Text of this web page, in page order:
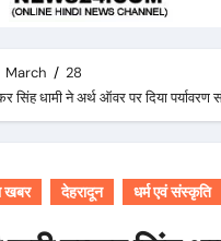
March
28
सिंह धामी ने अर्थ ऑवर पर दिया
खबर देहरादून धर्म एवं संस्कृति